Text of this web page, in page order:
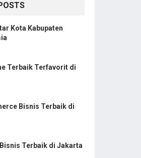
Kota Kabupaten
Terbaik Terfavorit di
Bisnis Terbaik di
Terbaik di Jakarta